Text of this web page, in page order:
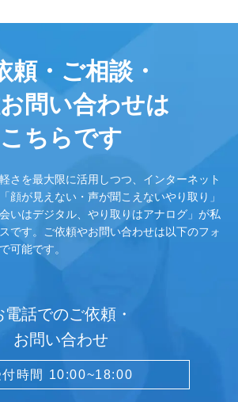
頼・ご相談・
問い合わせは
こちらです
さを最大限に活用しつつ、インターネット
顔が見えない・声が聞こえないやり取り」
いはデジタル、やり取りはアナログ」が私
です。ご依頼やお問い合わせは以下のフォ
可能です。
電話でのご依頼・
お問い合わせ
付時間 10:00~18:00